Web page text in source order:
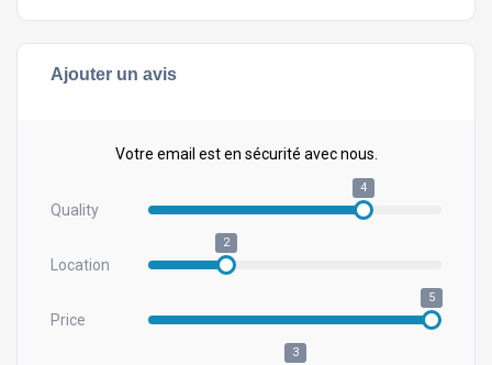
Ajouter un avis
Votre email est en sécurité avec nous.
Quality
4
Location
2
Price
5
3